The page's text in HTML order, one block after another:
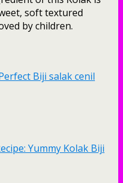
soft textured
by children.
Biji salak cenil
Yummy Kolak Biji